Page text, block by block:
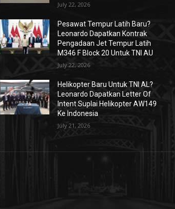
July 22, 2026
Pesawat Tempur Latih Baru?
Leonardo Dapatkan Kontrak
Pengadaan Jet Tempur Latih
M346 F Block 20 Untuk TNI AU
July 22, 2026
Helikopter Baru Untuk TNI AL?
Leonardo Dapatkan Letter Of
Intent Suplai Helikopter AW149
Ke Indonesia
July 21, 2026